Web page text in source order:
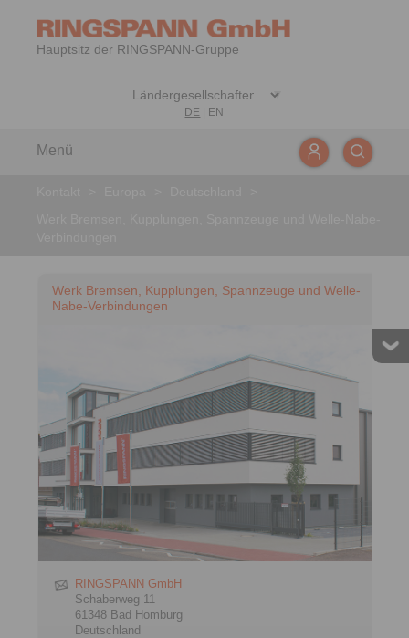
Hauptsitz der RINGSPANN-Gruppe
DE EN
Menü
Werk Bremsen, Kupplungen, Spannzeuge und Welle-
Nabe-Verbindungen
RINGSPANN GmbH
Schaberweg 11
61348 Bad Homburg
Deutschland